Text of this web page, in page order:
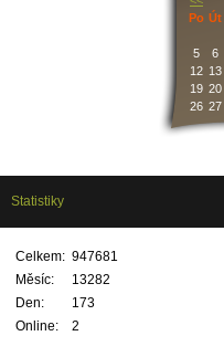
Po Út
5
6
12 13
19 20
26 27
Statistiky
Online: 2
Celkem: 947681
Měsíc:
13282
Den:
173